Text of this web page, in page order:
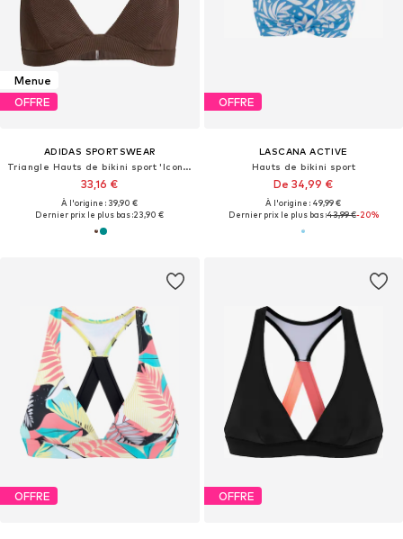
Menue
OFFRE
ADIDAS SPORTSWEAR
Triangle Hauts de bikini sport 'Iconisea'
33,16 €
À l'origine : 39,90 €
Dernier prix le plus bas :23,90 €
OFFRE
LASCANA ACTIVE
Hauts de bikini sport
De 34,99 €
À l'origine : 49,99 €
Dernier prix le plus bas :43,99 €-20%
OFFRE OFFRE